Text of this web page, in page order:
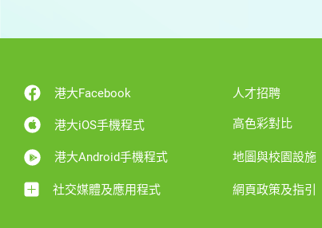
港大Facebook
港大iOS手機程式
港大Android手機程式
社交媒體及應用程式
人才招聘
高色彩對比
地圖與校園設施
網頁政策及指引